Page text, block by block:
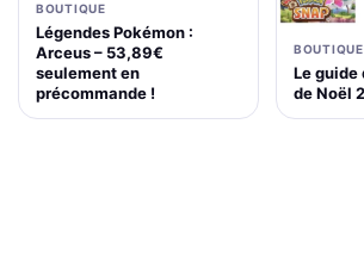
BOUTIQUE
Légendes Pokémon :
Arceus – 53,89€
seulement en
précommande !
BOUTIQUE
Le guide
de Noël